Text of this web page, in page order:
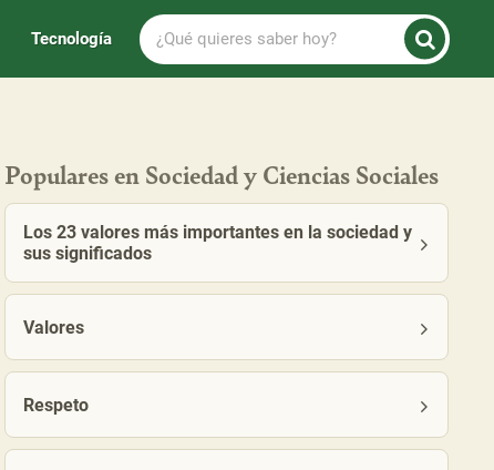
Tecnología
¿Qué
quieres
saber
Populares en Sociedad y Ciencias Sociales
Los 23 valores más importantes en la sociedad y
sus significados
Valores
Respeto